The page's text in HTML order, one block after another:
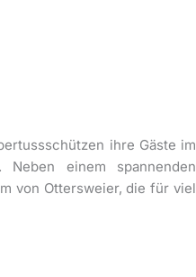
ihre Gäste im
einem spannenden
von Ottersweier, die für viel